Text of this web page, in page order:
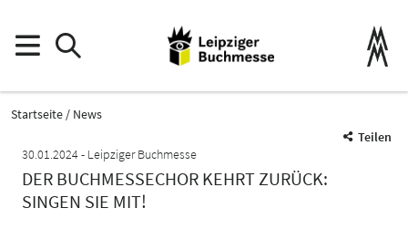
Startseite
News
Teilen
30.01.2024
Leipziger Buchmesse
DER BUCHMESSECHOR KEHRT ZURÜCK:
SINGEN SIE MIT!